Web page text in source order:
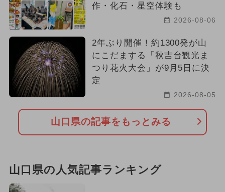
作・化石・星空体験も
2026-08-06
2年ぶり開催！約1300発が山
にこだまする「秋吉台観光ま
つり花火大会」が9月5日に決
定
2026-08-05
山口県の記事をもっとみる
山口県の人気記事ランキング